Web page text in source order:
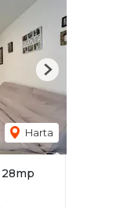
Harta
Next